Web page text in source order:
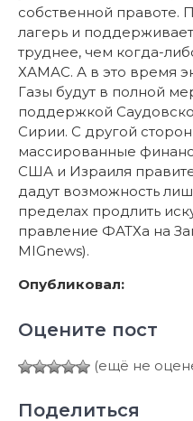
собственной правоте.
лагерь и
труднее, чем когда-
ХАМАС. А в это время
Газы будут в полной
поддержкой
Сирии. С другой
массированные
США и Израиля
дадут возможность
пределах продлить
правление ФАТХа на
MIGnews).
Опубликовал:
Оцените пост
(ещё не
Поделиться